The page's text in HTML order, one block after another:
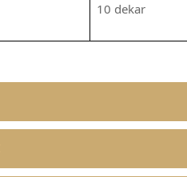
10 dekar